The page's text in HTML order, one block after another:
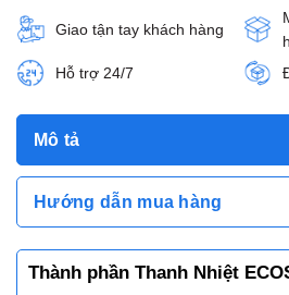
Giao tận tay khách hàng
Hỗ trợ 24/7
Mô tả
Hướng dẫn mua hàng
Thành phần Thanh Nhiệt